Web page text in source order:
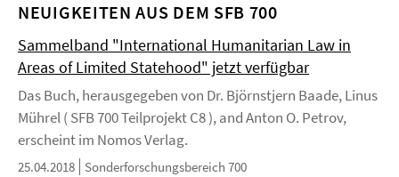
NEUIGKEITEN AUS DEM SFB 700
Sammelband "International Humanitarian Law in
Areas of Limited Statehood" jetzt verfügbar
Das Buch, herausgegeben von Dr. Björnstjern Baade, Linus
Mührel ( SFB 700 Teilprojekt C8 ), and Anton O. Petrov,
erscheint im Nomos Verlag.
25.04.2018 Sonderforschungsbereich 700